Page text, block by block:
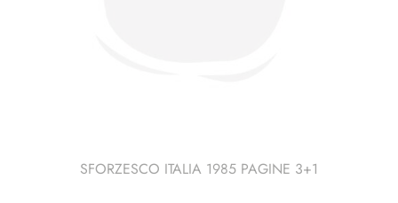
SFORZESCO ITALIA 1985 PAGINE 3+1